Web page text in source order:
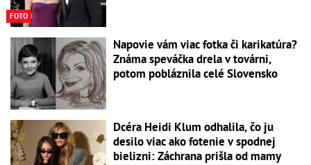
FOTO
Napovie vám viac fotka či karikatúra?
Známa speváčka drela v továrni,
potom pobláznila celé Slovensko
Dcéra Heidi Klum odhalila, čo ju
desilo viac ako fotenie v spodnej
bielizni: Záchrana prišla od mamy